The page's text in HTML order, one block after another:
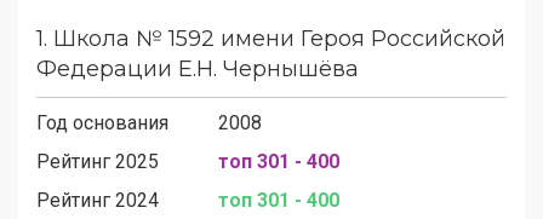
1. Школа № 1592 имени Героя Российской
Федерации Е.Н. Чернышёва
Год основания
2008
Рейтинг 2025
топ 301 - 400
Рейтинг 2024
топ 301 - 400